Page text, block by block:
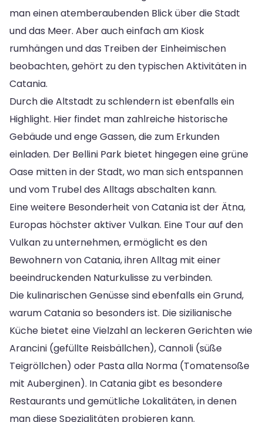
man einen atemberaubenden Blick über die Stadt
und das Meer. Aber auch einfach am Kiosk
rumhängen und das Treiben der Einheimischen
beobachten, gehört zu den typischen Aktivitäten in
Catania.
Durch die Altstadt zu schlendern ist ebenfalls ein
Highlight. Hier findet man zahlreiche historische
Gebäude und enge Gassen, die zum Erkunden
einladen. Der Bellini Park bietet hingegen eine grüne
Oase mitten in der Stadt, wo man sich entspannen
und vom Trubel des Alltags abschalten kann.
Eine weitere Besonderheit von Catania ist der Ätna,
Europas höchster aktiver Vulkan. Eine Tour auf den
Vulkan zu unternehmen, ermöglicht es den
Bewohnern von Catania, ihren Alltag mit einer
beeindruckenden Naturkulisse zu verbinden.
Die kulinarischen Genüsse sind ebenfalls ein Grund,
warum Catania so besonders ist. Die sizilianische
Küche bietet eine Vielzahl an leckeren Gerichten wie
Arancini (gefüllte Reisbällchen), Cannoli (süße
Teigröllchen) oder Pasta alla Norma (Tomatensoße
mit Auberginen). In Catania gibt es besondere
Restaurants und gemütliche Lokalitäten, in denen
man diese Spezialitäten probieren kann.